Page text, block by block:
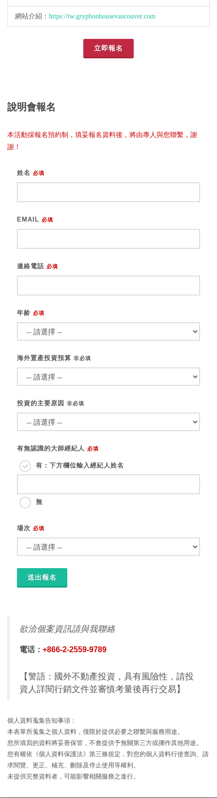
網站介紹： https://tw.gryphonhousevancouver.com
立即報名
說明會報名
本活動採報名預約制，填妥報名資料後，將由專人與您聯繫，謝
謝！
姓名 必填
EMAIL 必填
連絡電話 必填
年龄 必填
海外置產投資預算 非必填
投資的主要原因 非必填
有無認識的大師經紀人 必填
有：下方欄位輸入經紀人姓名
無
場次 必填
欲洽個案資訊請與我聯絡
電话： +866-2-2559-9789
【警語：國外不動產投資，具有風險性，請投
資人詳閱行銷文件並審慎考量後再行交易】
個人資料蒐集告知事項：
本表單所蒐集之個人資料，僅限於提供必要之聯繫與服務用途。
您所填寫的資料將妥善保管，不會提供予無關第三方或挪作其他用途。
您有權依《個人資料保護法》第三條規定，對您的個人資料行使查詢、請
求閱覽、更正、補充、刪除及停止使用等權利。
未提供完整資料者，可能影響相關服務之進行。